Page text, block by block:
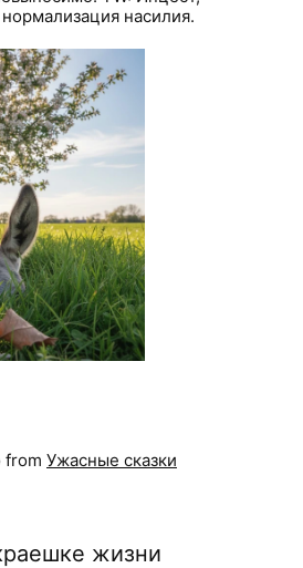
насилия.
from Ужасные сказки
жизни